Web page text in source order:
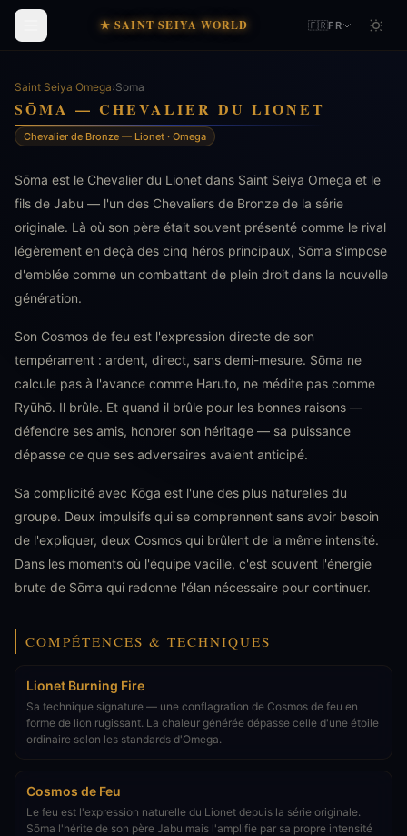
★ SAINT SEIYA WORLD 🇫🇷FR
Saint Seiya Omega›Soma
SŌMA — CHEVALIER DU LIONET
Chevalier de Bronze — Lionet · Omega
Sōma est le Chevalier du Lionet dans Saint Seiya Omega et le
fils de Jabu — l'un des Chevaliers de Bronze de la série
originale. Là où son père était souvent présenté comme le rival
légèrement en deçà des cinq héros principaux, Sōma s'impose
d'emblée comme un combattant de plein droit dans la nouvelle
génération.
Son Cosmos de feu est l'expression directe de son
tempérament : ardent, direct, sans demi-mesure. Sōma ne
calcule pas à l'avance comme Haruto, ne médite pas comme
Ryūhō. Il brûle. Et quand il brûle pour les bonnes raisons —
défendre ses amis, honorer son héritage — sa puissance
dépasse ce que ses adversaires avaient anticipé.
Sa complicité avec Kōga est l'une des plus naturelles du
groupe. Deux impulsifs qui se comprennent sans avoir besoin
de l'expliquer, deux Cosmos qui brûlent de la même intensité.
Dans les moments où l'équipe vacille, c'est souvent l'énergie
brute de Sōma qui redonne l'élan nécessaire pour continuer.
COMPÉTENCES & TECHNIQUES
Lionet Burning Fire
Sa technique signature — une conflagration de Cosmos de feu en
forme de lion rugissant. La chaleur générée dépasse celle d'une étoile
ordinaire selon les standards d'Omega.
Cosmos de Feu
Le feu est l'expression naturelle du Lionet depuis la série originale.
Sōma l'hérite de son père Jabu mais l'amplifie par sa propre intensité